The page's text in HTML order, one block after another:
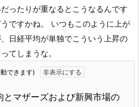
ったりが重なるとこうなるんです
ですかね。 いつもこのように上が
日経平均が単独でこういう上昇の
てしまうな。
できます)
とマザーズおよび新興市場の